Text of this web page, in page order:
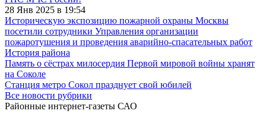
28 Янв 2025 в 19:54
Историческую экспозицию пожарной охраны Москвы
посетили сотрудники Управления организации
пожаротушения и проведения аварийно-спасательных работ
История района
Память о сёстрах милосердия Первой мировой войны хранят
на Соколе
Станция метро Сокол празднует свой юбилей
Все новости рубрики
Районные интернет-газеты САО